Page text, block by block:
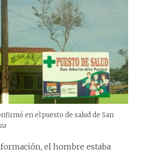
en el puesto de salud de San
el hombre estaba